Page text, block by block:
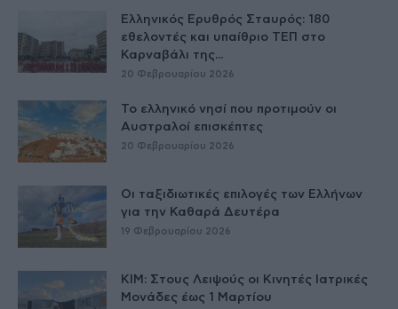
Ελληνικός Ερυθρός Σταυρός: 180
εθελοντές και υπαίθριο ΤΕΠ στο
Καρναβάλι της...
20 Φεβρουαρίου 2026
Το ελληνικό νησί που προτιμούν οι
Αυστραλοί επισκέπτες
20 Φεβρουαρίου 2026
Οι ταξιδιωτικές επιλογές των Ελλήνων
για την Καθαρά Δευτέρα
19 Φεβρουαρίου 2026
ΚΙΜ: Στους Λειψούς οι Κινητές Ιατρικές
Μονάδες έως 1 Μαρτίου